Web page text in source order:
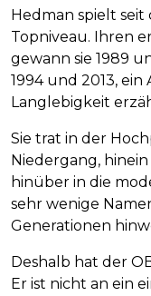
Hedman spielt
Topniveau. Ihren
gewann sie 1989
1994 und 2013,
Langlebigkeit
Sie trat in der
Niedergang,
hinüber in die
sehr wenige
Generationen
Deshalb hat der
Er ist nicht an ein